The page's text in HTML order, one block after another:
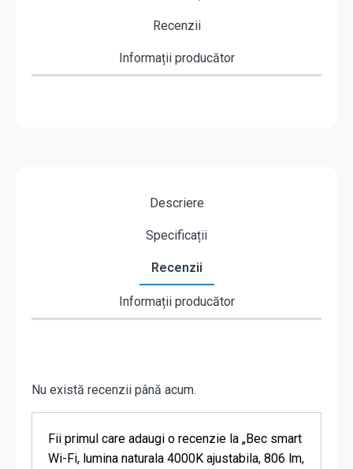
Recenzii
Informații producător
Descriere
Specificații
Recenzii
Informații producător
Nu există recenzii până acum.
Fii primul care adaugi o recenzie la „Bec smart
Wi-Fi, lumina naturala 4000K ajustabila, 806 lm,